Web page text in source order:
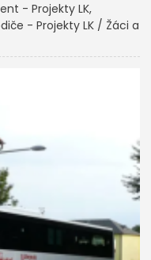
- Projekty LK
- Projekty LK / Žáci a